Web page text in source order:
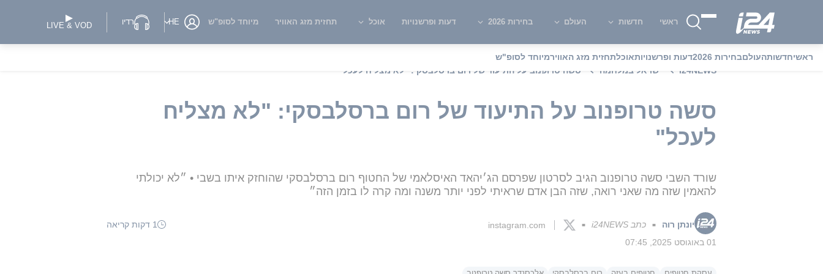
ראשי חדשות העולם בחירות 2026 דעות ופרשנויות אוכל תחזית מזג האוויר מיוחד לסופ"ש HE רדיו LIVE & VOD
ראשיחדשותהעולםבחירות 2026 דעות ופרשנויותאוכלתחזית מזג האווירמיוחד לסופ"ש
i24NEWS
ישראל במלחמה סשה טרופנוב על התיעוד של רום ברסלבסקי: "לא מצליח לעכל"
סשה טרופנוב על התיעוד של רום ברסלבסקי: "לא מצליח
לעכל"
שורד השבי סשה טרופנוב הגיב לסרטון שפרסם הג׳יהאד האיסלאמי של החטוף רום ברסלבסקי שהוחזק איתו בשבי • ״לא יכולתי
להאמין שזה מה שאני רואה, שזה הבן אדם שראיתי לפני יותר משנה ומה קרה לו בזמן הזה״
יונתן רוה ■ כתב i24NEWS ■
instagram.com
1 דקות קריאה
01 באוגוסט 2025, 07:45